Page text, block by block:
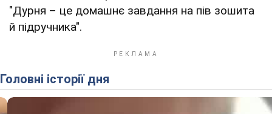
"Дурня – це домашнє завдання на пів зошита
й підручника".
Головні історії дня